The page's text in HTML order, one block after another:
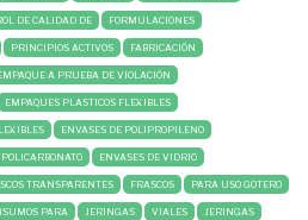
DE CALIDAD DE FORMULACIONES
PRINCIPIOS ACTIVOS FABRICACIÓN
A PRUEBA DE VIOLACIÓN
EMPAQUES PLASTICOS FLEXIBLES
ENVASES DE POLIPROPILENO
ENVASES DE VIDRIO
TRANSPARENTES FRASCOS PARA USO GOTERO
PARA JERINGAS VIALES JERINGAS